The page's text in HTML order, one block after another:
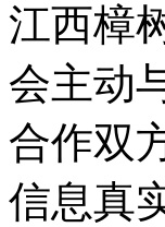
江西樟
会主动
合作双
信息真